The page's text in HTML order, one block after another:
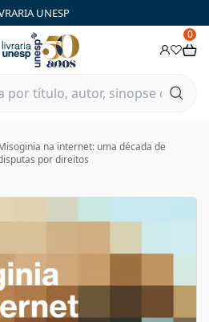
UNESP
0
na internet: uma década de
por direitos